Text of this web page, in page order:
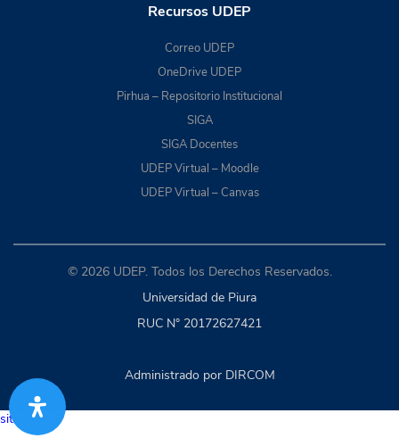
Recursos UDEP
Correo UDEP
OneDrive UDEP
Pirhua – Repositorio Institucional
SIGA
SIGA Docentes
UDEP Virtual – Moodle
UDEP Virtual – Canvas
© 2026 UDEP. Todos los Derechos Reservados.
Universidad de Piura
RUC N° 20172627421
Administrado por DIRCOM
situs togel